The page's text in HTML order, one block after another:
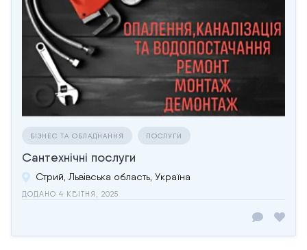
БІЗНЕС ТА ОБЛАДНАННЯ ПОСЛУГИ
Сантехнічні послуги
Стрий, Львівська область, Україна
ДОДАНО 4 КВІТНЯ, 2025